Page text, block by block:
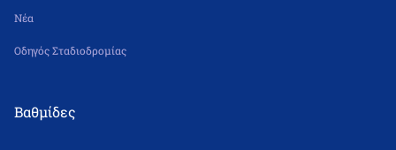
Νέα
Οδηγός Σταδιοδρομίας
Βαθμίδες